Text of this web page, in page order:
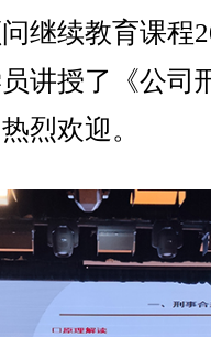
继续教育课程
讲授了《公司
烈欢迎。